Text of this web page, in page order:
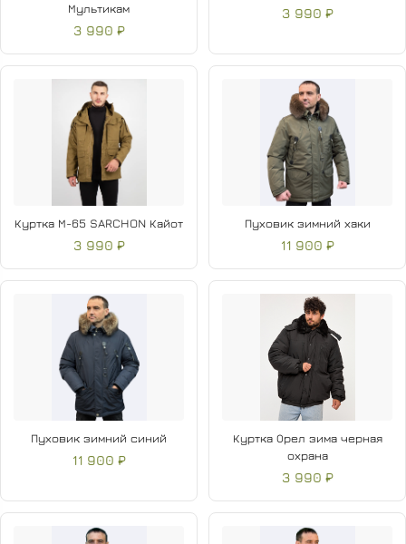
Мультикам
3 990 ₽
3 990 ₽
Куртка М-65 SARCHON Кайот
3 990 ₽
Пуховик зимний хаки
11 900 ₽
Пуховик зимний синий
11 900 ₽
Куртка Орел зима черная
охрана
3 990 ₽